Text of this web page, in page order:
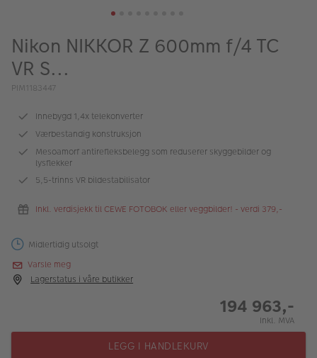
Kampanjer
Merker
Lagersalg
Bildeprodukter
Butikkoversikt
Nikon NIKKOR Z 600mm f/4 TC
VR S...
PIM1183447
Innebygd 1,4x telekonverter
Værbestandig konstruksjon
Mesoamorf antirefleksbelegg som reduserer skyggebilder og
lysflekker
5,5-trinns VR bildestabilisator
Inkl. verdisjekk til CEWE FOTOBOK eller veggbilder! - verdi 379,-
Midlertidig utsolgt
Varsle meg
Lagerstatus i våre butikker
194 963,-
Inkl. MVA
LEGG I HANDLEKURV